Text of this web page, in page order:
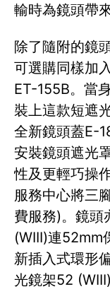
輸時為鏡頭帶
除了隨附的鏡
可選購同樣加
ET-155B。當
裝上這款短遮
全新鏡頭蓋E-
安裝鏡頭遮光
性及更輕巧操
服務中心將三
費服務)。鏡頭
(WIII)連52mm
新插入式環形
光鏡架52